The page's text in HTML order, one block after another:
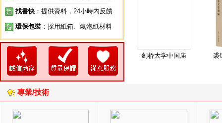
找書快 ：提供資料，24小時內反饋
環保包裝 ：採用紙箱、氣泡紙材料
剑桥大学中国庙 裘
專業/技術